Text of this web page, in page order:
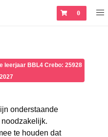
0
leerjaar BBL4 Crebo: 25928
onderstaande
te houden dat